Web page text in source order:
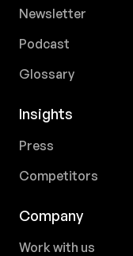
Newsletter
Podcast
Glossary
Insights
Press
Competitors
Company
Work with us